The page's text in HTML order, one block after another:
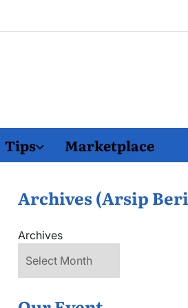
Tips Marketplace
Archives (Arsip
Archives